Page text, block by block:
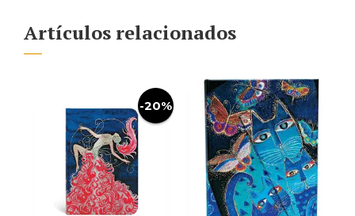
Artículos relacionados
-20%